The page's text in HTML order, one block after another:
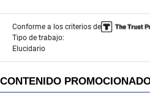
Conforme a los criterios de
Tipo de trabajo:
Elucidario